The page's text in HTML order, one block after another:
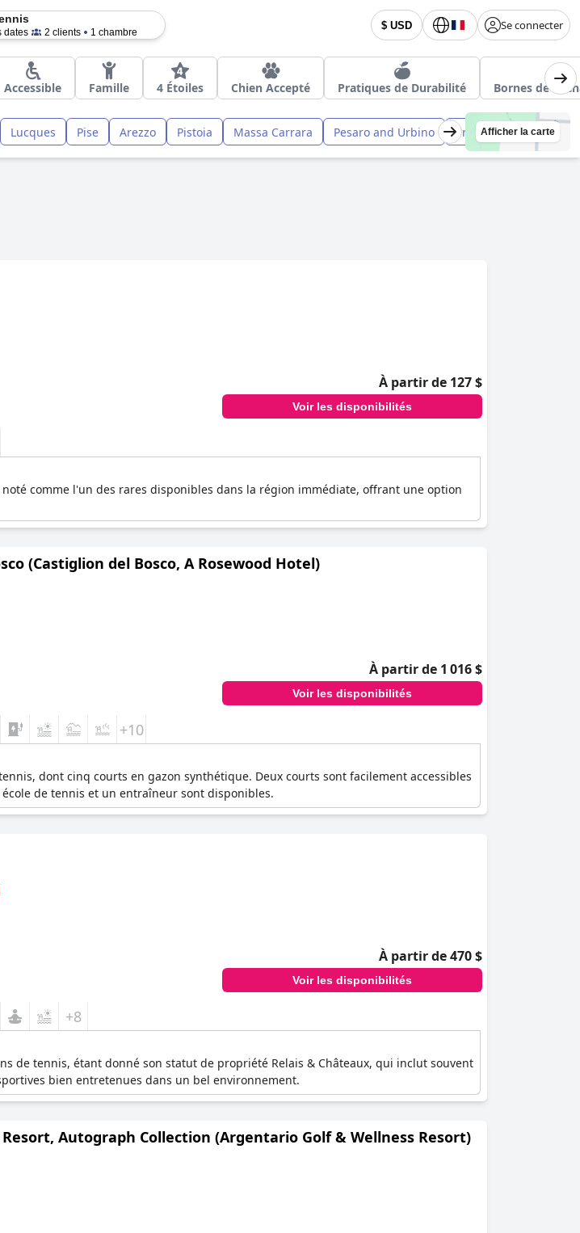
$ USD Se connecter
dates 2 clients 1 chambre
Accessible Famille 4 Étoiles Chien Accepté Pratiques de Durabilité Bornes de
Lucques Pise Arezzo Pistoia Massa Carrara Pesaro and Urbino PratoAfficher la carte
À partir de 127 $
Voir les disponibilités
comme l'un des rares disponibles dans la région immédiate, offrant une option
(Castiglion del Bosco, A Rosewood Hotel)
À partir de 1 016 $
Voir les disponibilités
+10
dont cinq courts en gazon synthétique. Deux courts sont facilement accessibles
de tennis et un entraîneur sont disponibles.
À partir de 470 $
Voir les disponibilités
+8
de tennis, étant donné son statut de propriété Relais & Châteaux, qui inclut souvent
bien entretenues dans un bel environnement.
Autograph Collection (Argentario Golf & Wellness Resort)